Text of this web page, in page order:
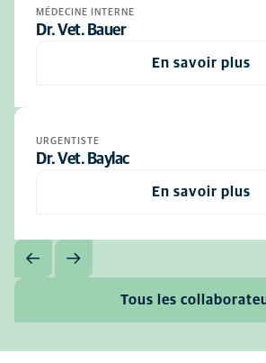
MÉDECINE INTERNE
Dr. Vet. Bauer
En savoir plus
URGENTISTE
Dr. Vet. Baylac
En savoir plus
Tous les